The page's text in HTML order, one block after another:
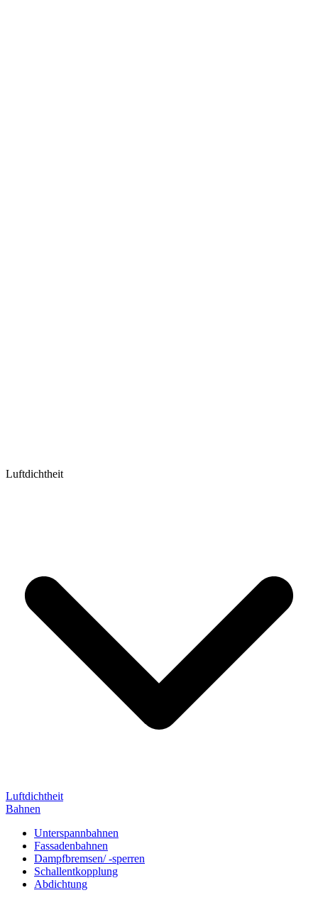
Luftdichtheit
Luftdichtheit
Bahnen
Unterspannbahnen
Fassadenbahnen
Dampfbremsen/ -sperren
Schallentkopplung
Abdichtung